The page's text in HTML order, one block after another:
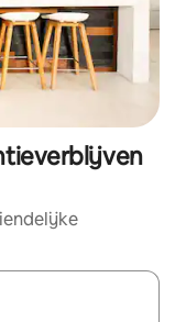
maak je een keuze